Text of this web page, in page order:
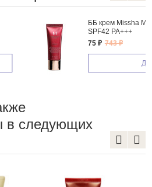
M Perfect Cover B.B Cream 20ml
Добавить в корзину
в следующих